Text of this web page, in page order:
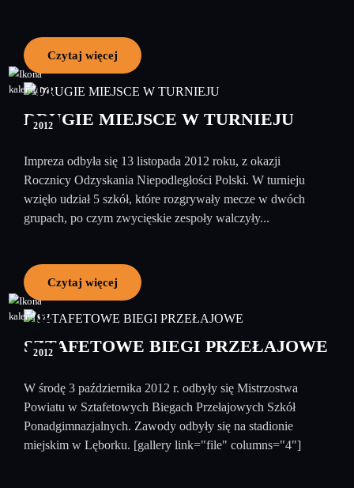
Czytaj więcej
14
2012
DRUGIE MIEJSCE W TURNIEJU
Impreza odbyła się 13 listopada 2012 roku, z okazji
Rocznicy Odzyskania Niepodległości Polski. W turnieju
wzięło udział 5 szkół, które rozgrywały mecze w dwóch
grupach, po czym zwycięskie zespoły walczyły...
Czytaj więcej
08
2012
SZTAFETOWE BIEGI PRZEŁAJOWE
W środę 3 października 2012 r. odbyły się Mistrzostwa
Powiatu w Sztafetowych Biegach Przełajowych Szkół
Ponadgimnazjalnych. Zawody odbyły się na stadionie
miejskim w Lęborku. [gallery link="file" columns="4"]